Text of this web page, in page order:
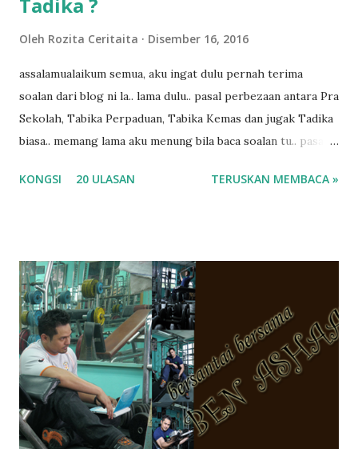
Oleh Rozita Ceritaita Disember 16, 2016
assalamualaikum semua, aku ingat dulu pernah terima
soalan dari blog ni la.. lama dulu.. pasal perbezaan antara Pra
Sekolah, Tabika Perpaduan, Tabika Kemas dan jugak Tadika
biasa.. memang lama aku menung bila baca soalan tu.. pasal
ko.. masa tu aku baru je ada anak sorang dan aku hentam je
tanya sapa-sapa pun masa tu.. bila fikir-fikirkan balik terasa
jugak masa alahai teruknya kami sebagai ibubapa.. dan kami
terasa jugak semakin teruk bila abg long dah masuk 2 tahun
kat salah satu tadika swasta ni.. tapi nampaknya kenal huruf
pun tak tau.. pengsan aku bila ingat balik.. aku mula fikir
mungkin sebab abg long sendiri jenis budak yang ada
masalah dyslexia.. tapi minor la.. nanti la aku cerita pasal
dyslexia tu.. lepas tu kami buat keputusan pu...
KONGSI 20 ULASAN TERUSKAN MEMBACA »